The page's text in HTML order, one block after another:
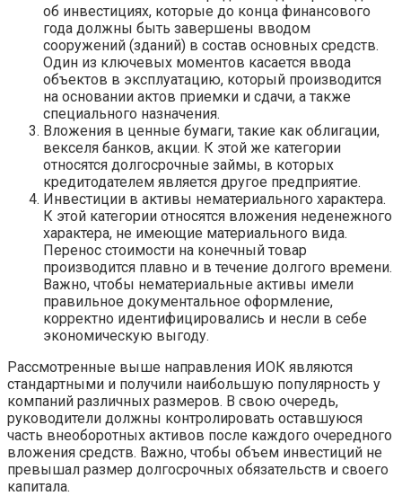
об инвестициях, которые до конца финансового
года должны быть завершены вводом
сооружений (зданий) в состав основных средств.
Один из ключевых моментов касается ввода
объектов в эксплуатацию, который производится
на основании актов приемки и сдачи, а также
специального назначения.
Вложения в ценные бумаги, такие как облигации,
векселя банков, акции. К этой же категории
относятся долгосрочные займы, в которых
кредитодателем является другое предприятие.
Инвестиции в активы нематериального характера.
К этой категории относятся вложения неденежного
характера, не имеющие материального вида.
Перенос стоимости на конечный товар
производится плавно и в течение долгого времени.
Важно, чтобы нематериальные активы имели
правильное документальное оформление,
корректно идентифицировались и несли в себе
экономическую выгоду.
Рассмотренные выше направления ИОК являются
стандартными и получили наибольшую популярность у
компаний различных размеров. В свою очередь,
руководители должны контролировать оставшуюся
часть внеоборотных активов после каждого очередного
вложения средств. Важно, чтобы объем инвестиций не
превышал размер долгосрочных обязательств и своего
капитала.